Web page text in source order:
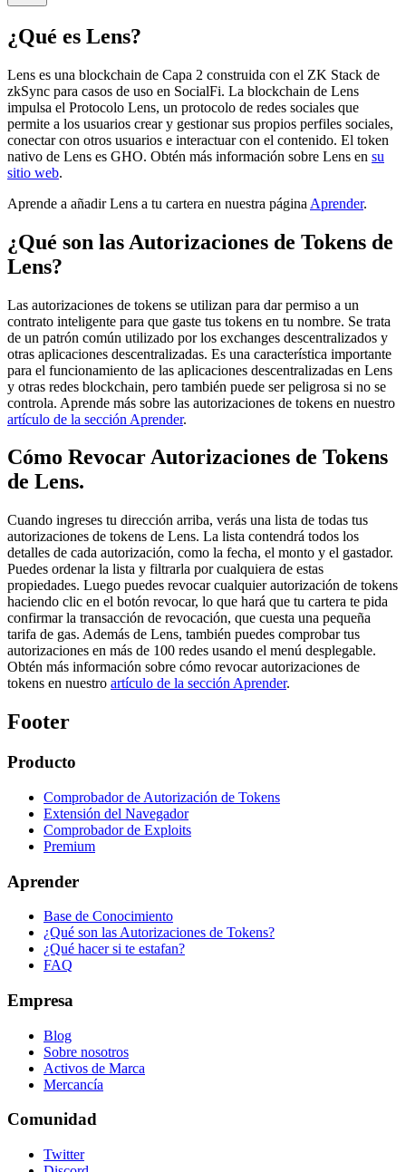
¿Qué es Lens?
Lens es una blockchain de Capa 2 construida con el ZK Stack de
zkSync para casos de uso en SocialFi. La blockchain de Lens
impulsa el Protocolo Lens, un protocolo de redes sociales que
permite a los usuarios crear y gestionar sus propios perfiles sociales,
conectar con otros usuarios e interactuar con el contenido. El token
nativo de Lens es GHO. Obtén más información sobre Lens en su
sitio web.
Aprende a añadir Lens a tu cartera en nuestra página Aprender.
¿Qué son las Autorizaciones de Tokens de
Lens?
Las autorizaciones de tokens se utilizan para dar permiso a un
contrato inteligente para que gaste tus tokens en tu nombre. Se trata
de un patrón común utilizado por los exchanges descentralizados y
otras aplicaciones descentralizadas. Es una característica importante
para el funcionamiento de las aplicaciones descentralizadas en Lens
y otras redes blockchain, pero también puede ser peligrosa si no se
controla. Aprende más sobre las autorizaciones de tokens en nuestro
artículo de la sección Aprender.
Cómo Revocar Autorizaciones de Tokens
de Lens.
Cuando ingreses tu dirección arriba, verás una lista de todas tus
autorizaciones de tokens de Lens. La lista contendrá todos los
detalles de cada autorización, como la fecha, el monto y el gastador.
Puedes ordenar la lista y filtrarla por cualquiera de estas
propiedades. Luego puedes revocar cualquier autorización de tokens
haciendo clic en el botón revocar, lo que hará que tu cartera te pida
confirmar la transacción de revocación, que cuesta una pequeña
tarifa de gas. Además de Lens, también puedes comprobar tus
autorizaciones en más de 100 redes usando el menú desplegable.
Obtén más información sobre cómo revocar autorizaciones de
tokens en nuestro artículo de la sección Aprender.
Footer
Producto
Comprobador de Autorización de Tokens
Extensión del Navegador
Comprobador de Exploits
Premium
Aprender
Base de Conocimiento
¿Qué son las Autorizaciones de Tokens?
¿Qué hacer si te estafan?
FAQ
Empresa
Blog
Sobre nosotros
Activos de Marca
Mercancía
Comunidad
Twitter